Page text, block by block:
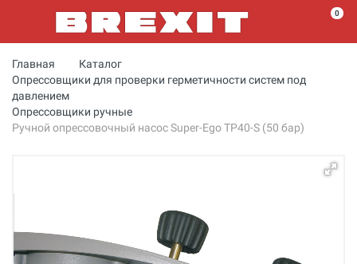
0
Главная
Каталог
Опрессовщики для проверки герметичности систем под
давлением
Опрессовщики ручные
Ручной опрессовочный насос Super-Ego TP40-S (50 бар)